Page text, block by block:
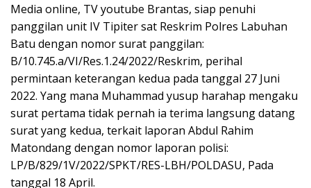
Media online, TV youtube Brantas, siap penuhi
panggilan unit IV Tipiter sat Reskrim Polres Labuhan
Batu dengan nomor surat panggilan:
B/10.745.a/VI/Res.1.24/2022/Reskrim, perihal
permintaan keterangan kedua pada tanggal 27 Juni
2022. Yang mana Muhammad yusup harahap mengaku
surat pertama tidak pernah ia terima langsung datang
surat yang kedua, terkait laporan Abdul Rahim
Matondang dengan nomor laporan polisi:
LP/B/829/1V/2022/SPKT/RES-LBH/POLDASU, Pada
tanggal 18 April.